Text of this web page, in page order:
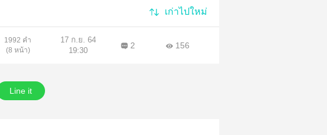
เก่าไปใหม่
1992 คำ
(8 หน้า)
17 ก.ย. 64
19:30
2 156
Line it